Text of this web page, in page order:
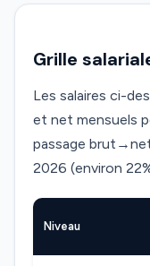
Grille
Les salaires ci-
et net mensuels
passage
2026 (environ
Niveau